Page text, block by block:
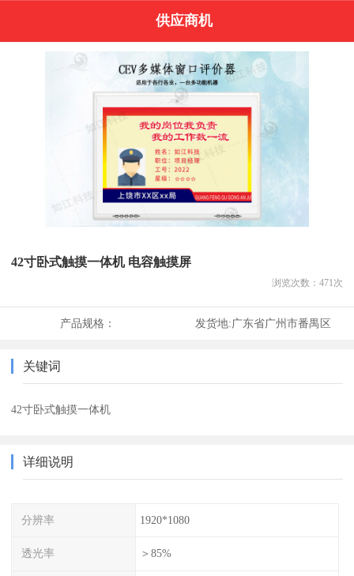
供应商机
42寸卧式触摸一体机 电容触摸屏
浏览次数： 471 次
产品规格： 发货地:广东省广州市番禺区
关键词
42寸卧式触摸一体机
详细说明
分辨率 1920*1080
透光率 ＞85%